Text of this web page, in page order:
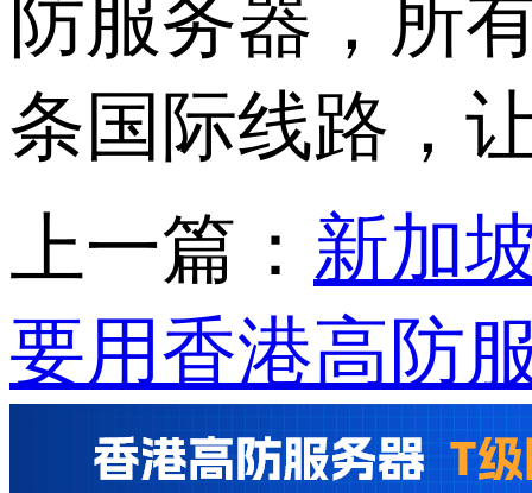
防服务器，所
条国际线路，
上一篇： 新加
要用香港高防